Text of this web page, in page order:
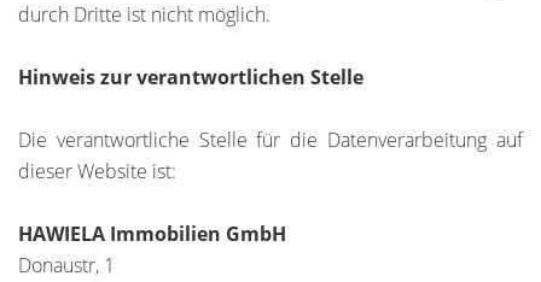
durch Dritte ist nicht möglich.
Hinweis zur verantwortlichen Stelle
Die verantwortliche Stelle für die Datenverarbeitung auf
dieser Website ist:
HAWIELA Immobilien GmbH
Donaustr, 1